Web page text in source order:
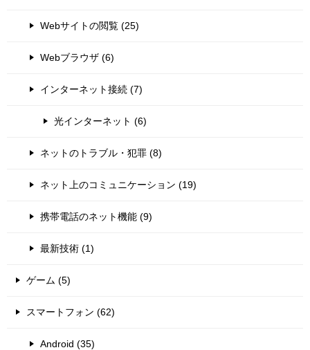
Webサイトの閲覧 (25)
Webブラウザ (6)
インターネット接続 (7)
光インターネット (6)
ネットのトラブル・犯罪 (8)
ネット上のコミュニケーション (19)
携帯電話のネット機能 (9)
最新技術 (1)
ゲーム (5)
スマートフォン (62)
Android (35)